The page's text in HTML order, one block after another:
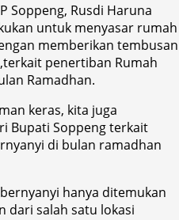
Soppeng, Rusdi Haruna
untuk menyasar rumah
memberikan tembusan
penertiban Rumah
Ramadhan.
keras, kita juga
Bupati Soppeng terkait
di bulan ramadhan
hanya ditemukan
dari salah satu lokasi